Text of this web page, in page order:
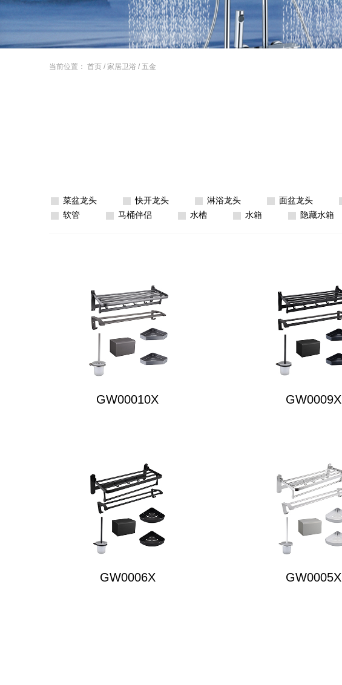
当前位置： 首页/ 家居卫浴 / 五金
菜盆龙头 快开龙头 淋浴龙头 面盆龙头
软管
马桶伴侣 水槽 水箱 隐藏水箱
GW00010X GW0009X
GW0006X GW0005X